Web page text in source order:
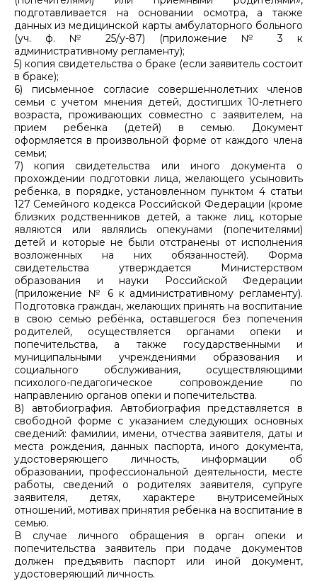
подготавливается на основании осмотра, а также
данных из медицинской карты амбулаторного больного
(уч. ф. № 25/у-87) (приложение № 3 к
административному регламенту);
5) копия свидетельства о браке (если заявитель состоит
в браке);
6) письменное согласие совершеннолетних членов
семьи с учетом мнения детей, достигших 10-летнего
возраста, проживающих совместно с заявителем, на
прием ребенка (детей) в семью. Документ
оформляется в произвольной форме от каждого члена
семьи;
7) копия свидетельства или иного документа о
прохождении подготовки лица, желающего усыновить
ребенка, в порядке, установленном пунктом 4 статьи
127 Семейного кодекса Российской Федерации (кроме
близких родственников детей, а также лиц, которые
являются или являлись опекунами (попечителями)
детей и которые не были отстранены от исполнения
возложенных на них обязанностей). Форма
свидетельства утверждается Министерством
образования и науки Российской Федерации
(приложение № 6 к административному регламенту).
Подготовка граждан, желающих принять на воспитание
в свою семью ребёнка, оставшегося без попечения
родителей, осуществляется органами опеки и
попечительства, а также государственными и
муниципальными учреждениями образования и
социального обслуживания, осуществляющими
психолого-педагогическое сопровождение по
направлению органов опеки и попечительства.
8) автобиография. Автобиография представляется в
свободной форме с указанием следующих основных
сведений: фамилии, имени, отчества заявителя, даты и
места рождения, данных паспорта, иного документа,
удостоверяющего личность, информации об
образовании, профессиональной деятельности, месте
работы, сведений о родителях заявителя, супруге
заявителя, детях, характере внутрисемейных
отношений, мотивах принятия ребенка на воспитание в
семью.
В случае личного обращения в орган опеки и
попечительства заявитель при подаче документов
должен предъявить паспорт или иной документ,
удостоверяющий личность.